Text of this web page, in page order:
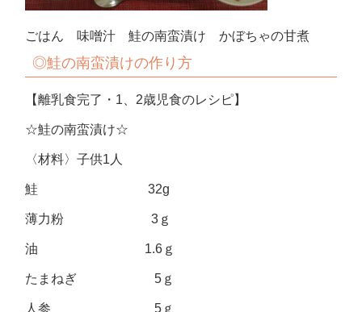
ごはん 味噌汁 鮭の南蛮漬け かぼちゃの甘煮
◎鮭の南蛮漬けの作り方
【離乳食完了・1、2歳児食のレシピ】
☆鮭の南蛮漬け☆
〈材料〉子供1人
鮭 32g
薄力粉 3ｇ
油 1.6ｇ
たまねぎ 5ｇ
人参 5ｇ